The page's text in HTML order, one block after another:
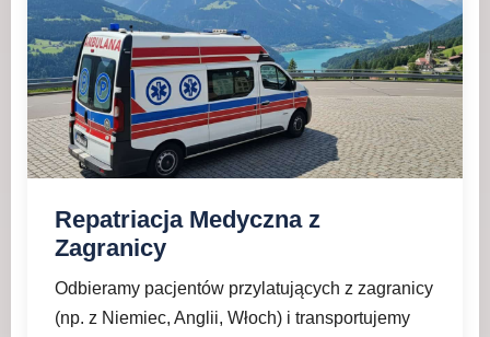
Repatriacja Medyczna z
Zagranicy
Odbieramy pacjentów przylatujących z zagranicy
(np. z Niemiec, Anglii, Włoch) i transportujemy